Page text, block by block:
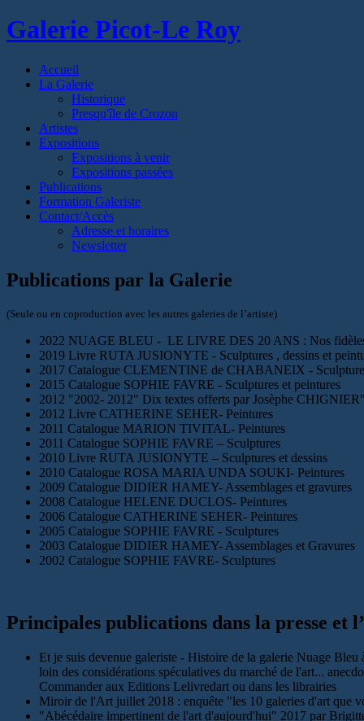
Galerie Picot-Le Roy
Accueil
La Galerie
Historique
Presqu'île de Crozon
Artistes
Expositions
Expositions à venir
Expositions passées
Publications
Formation Galeriste
Contact/Accès
Adresse et horaires
Newsletter
Publications par la Galerie
(Seule ou en coproduction avec les autres galeries de l’artiste)
2022 NUAGE BLEU - LE LIVRE DES 20 ANS : Nos fidèles
2019 Livre RUTA JUSIONYTE - Sculptures , dessins et
2017 Catalogue CLEMENTINE de CHABANEIX -
2015 Catalogue SOPHIE FAVRE - Sculptures et peintures
2012 "2002- 2012" Dix textes offerts par Josèphe
2012 Livre CATHERINE SEHER- Peintures
2011 Catalogue MARION TIVITAL- Peintures
2011 Catalogue SOPHIE FAVRE – Sculptures
2010 Livre RUTA JUSIONYTE – Sculptures et dessins
2010 Catalogue ROSA MARIA UNDA SOUKI- Peintures
2009 Catalogue DIDIER HAMEY- Assemblages et gravures
2008 Catalogue HELENE DUCLOS- Peintures
2006 Catalogue CATHERINE SEHER- Peintures
2005 Catalogue SOPHIE FAVRE - Sculptures
2003 Catalogue DIDIER HAMEY- Assemblages et Gravures
2002 Catalogue SOPHIE FAVRE- Sculptures
Principales publications dans la presse et
Et je suis devenue galeriste - Histoire de la galerie Nuage
loin des considérations spéculatives du marché de l'art...
Commander aux Editions Lelivredart ou dans les librairies
Miroir de l'Art juillet 2018 : enquête "les 10 galeries d'art que
"Abécédaire impertinent de l'art d'aujourd'hui" 2017 par